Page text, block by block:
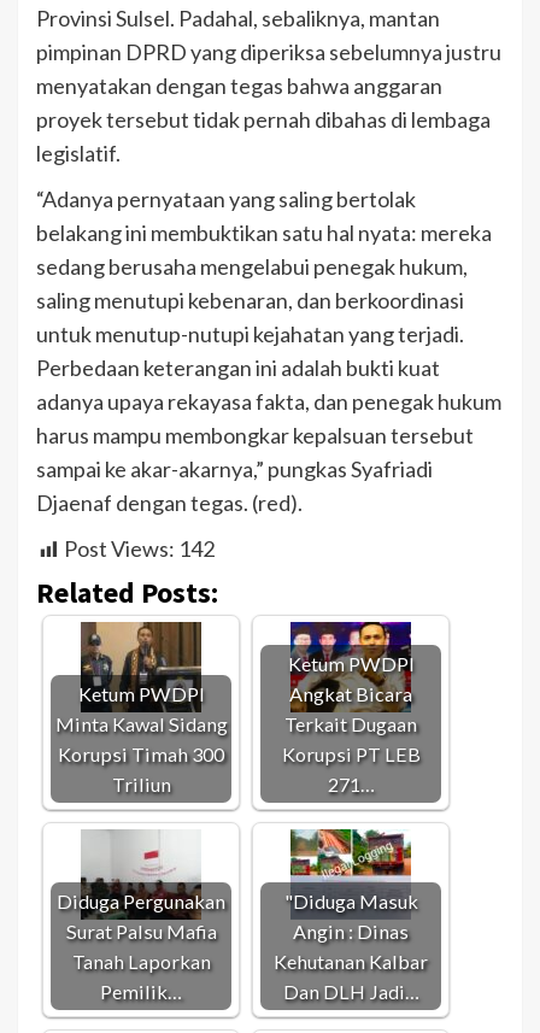
Provinsi Sulsel. Padahal, sebaliknya, mantan
pimpinan DPRD yang diperiksa sebelumnya justru
menyatakan dengan tegas bahwa anggaran
proyek tersebut tidak pernah dibahas di lembaga
legislatif.
“Adanya pernyataan yang saling bertolak
belakang ini membuktikan satu hal nyata: mereka
sedang berusaha mengelabui penegak hukum,
saling menutupi kebenaran, dan berkoordinasi
untuk menutup-nutupi kejahatan yang terjadi.
Perbedaan keterangan ini adalah bukti kuat
adanya upaya rekayasa fakta, dan penegak hukum
harus mampu membongkar kepalsuan tersebut
sampai ke akar-akarnya,” pungkas Syafriadi
Djaenaf dengan tegas. (red).
Post Views: 142
Related Posts:
Ketum PWDPI
Minta Kawal Sidang
Korupsi Timah 300
Triliun
Ketum PWDPI
Angkat Bicara
Terkait Dugaan
Korupsi PT LEB
271…
Diduga Pergunakan
Surat Palsu Mafia
Tanah Laporkan
Pemilik…
"Diduga Masuk
Angin : Dinas
Kehutanan Kalbar
Dan DLH Jadi…